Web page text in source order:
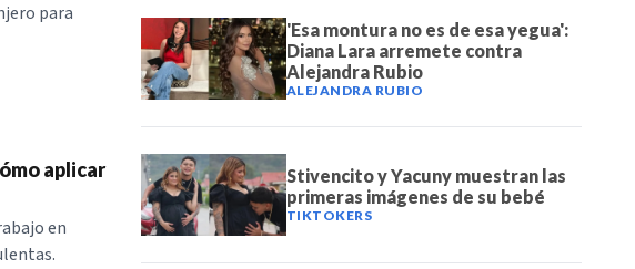
para
aplicar
en
'Esa montura no es de esa yegua':
Diana Lara arremete contra
Alejandra Rubio
ALEJANDRA RUBIO
Stivencito y Yacuny muestran las
primeras imágenes de su bebé
TIKTOKERS